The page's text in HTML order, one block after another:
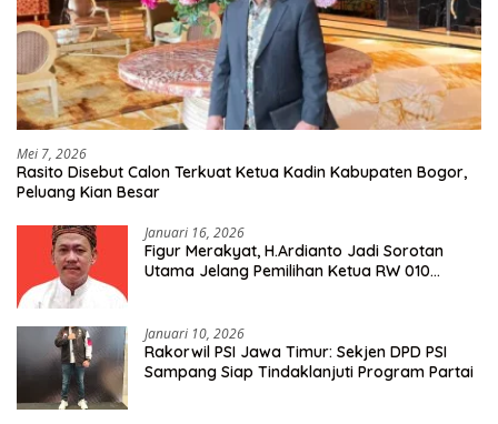
Mei 7, 2026
Rasito Disebut Calon Terkuat Ketua Kadin Kabupaten Bogor,
Peluang Kian Besar
Januari 16, 2026
Figur Merakyat, H.Ardianto Jadi Sorotan
Utama Jelang Pemilihan Ketua RW 010
Januari 10, 2026
Rakorwil PSI Jawa Timur: Sekjen DPD PSI
Sampang Siap Tindaklanjuti Program Partai